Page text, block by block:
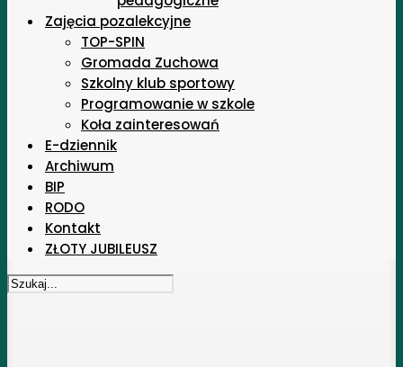
Zajęcia pozalekcyjne
TOP-SPIN
Gromada Zuchowa
Szkolny klub sportowy
Programowanie w szkole
Koła zainteresowań
E-dziennik
Archiwum
BIP
RODO
Kontakt
ZŁOTY JUBILEUSZ